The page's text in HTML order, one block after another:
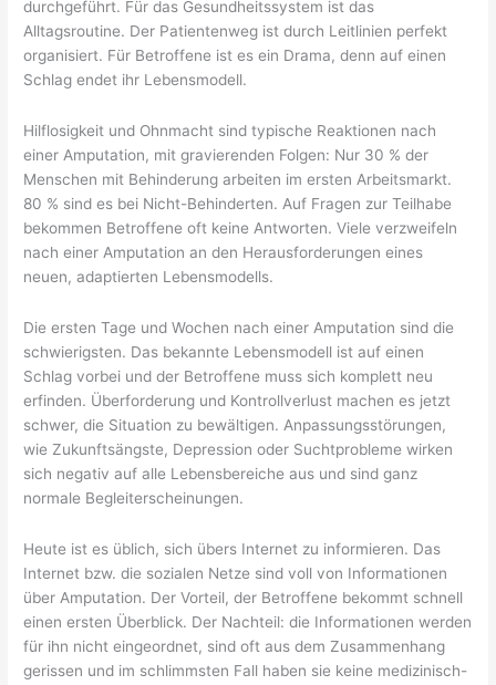
durchgeführt. Für das Gesundheitssystem ist das
Alltagsroutine. Der Patientenweg ist durch Leitlinien perfekt
organisiert. Für Betroffene ist es ein Drama, denn auf einen
Schlag endet ihr Lebensmodell.
Hilflosigkeit und Ohnmacht sind typische Reaktionen nach
einer Amputation, mit gravierenden Folgen: Nur 30 % der
Menschen mit Behinderung arbeiten im ersten Arbeitsmarkt.
80 % sind es bei Nicht-Behinderten. Auf Fragen zur Teilhabe
bekommen Betroffene oft keine Antworten. Viele verzweifeln
nach einer Amputation an den Herausforderungen eines
neuen, adaptierten Lebensmodells.
Die ersten Tage und Wochen nach einer Amputation sind die
schwierigsten. Das bekannte Lebensmodell ist auf einen
Schlag vorbei und der Betroffene muss sich komplett neu
erfinden. Überforderung und Kontrollverlust machen es jetzt
schwer, die Situation zu bewältigen. Anpassungsstörungen,
wie Zukunftsängste, Depression oder Suchtprobleme wirken
sich negativ auf alle Lebensbereiche aus und sind ganz
normale Begleiterscheinungen.
Heute ist es üblich, sich übers Internet zu informieren. Das
Internet bzw. die sozialen Netze sind voll von Informationen
über Amputation. Der Vorteil, der Betroffene bekommt schnell
einen ersten Überblick. Der Nachteil: die Informationen werden
für ihn nicht eingeordnet, sind oft aus dem Zusammenhang
gerissen und im schlimmsten Fall haben sie keine medizinisch-